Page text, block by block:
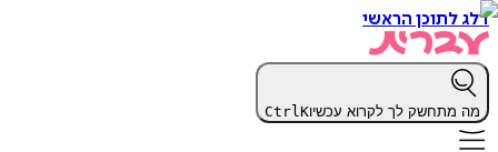
דלג לתוכן הראשי
מה מתחשק לך לקרוא עכשיו CtrlK